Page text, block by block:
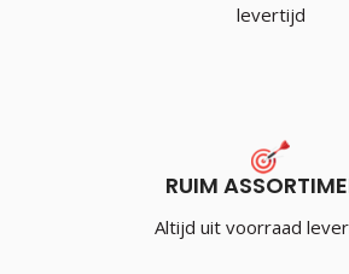
levertijd
RUIM
Altijd uit voorraad